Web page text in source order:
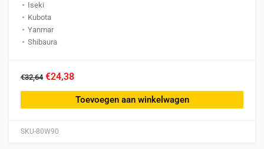
SKU-80W90
Iseki
Kubota
Yanmar
Shibaura
€32,64 €24,38
Toevoegen aan winkelwagen